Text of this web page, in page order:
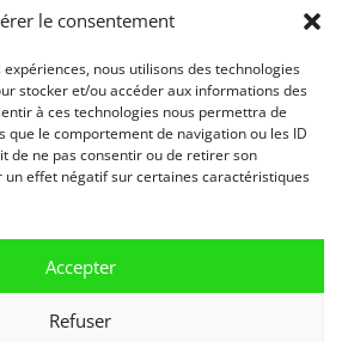
le consentement
nous utilisons des technologies
stocker et/ou accéder aux informations des
à ces technologies nous permettra de
que le comportement de navigation ou les ID
de ne pas consentir ou de retirer son
effet négatif sur certaines caractéristiques
Accepter
Refuser